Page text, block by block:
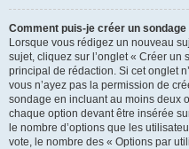
Comment puis-je créer un sondage
Lorsque vous rédigez un nouveau
sujet, cliquez sur l’onglet « Créer
principal de rédaction. Si cet onglet
vous n’ayez pas la permission de
sondage en incluant au moins deux
chaque option devant être insérée
le nombre d’options que les
vote, le nombre des « Options par